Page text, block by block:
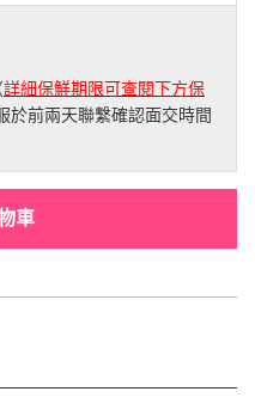
詳細保鮮期限可查閱下方保
於前兩天聯繫確認面交時間
車